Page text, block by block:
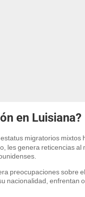
en Luisiana?
migratorios
les genera reticencias
preocupaciones sobre
nacionalidad, enfrentan